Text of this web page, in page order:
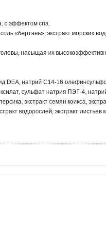
с эффектом спа.
«бертань», экстракт морских
насыщая их
DEA, натрий C14-16
сульфат натрия ПЭГ-4,
экстракт семян коикса,
водорослей, экстракт листьев